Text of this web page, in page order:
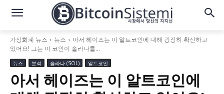
가상화폐 뉴스 뉴스
아서 헤이즈는 이 알트코인에 대해 굉장히 확신하고
있어요! 그는 이 코인이 솔라나를...
뉴스 분석 솔라나 (SOL) 알트코인
아서 헤이즈는 이 알트코인에